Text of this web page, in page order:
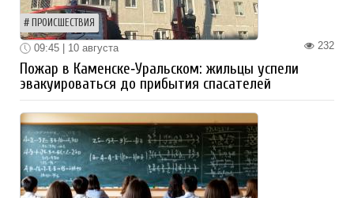
ПРОИСШЕСТВИЯ
232
09:45 | 10 августа
Пожар в Каменске‑Уральском: жильцы успели
эвакуироваться до прибытия спасателей